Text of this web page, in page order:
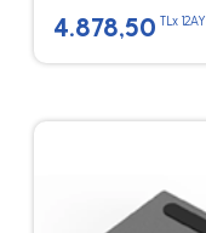
4.878,50 TLx 12AY